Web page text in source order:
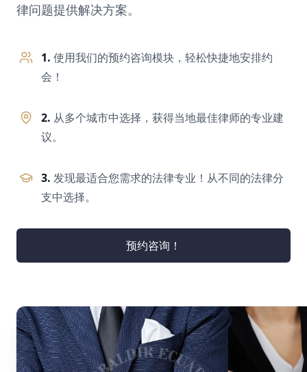
律问题提供解决方案。
1. 使用我们的预约咨询模块，轻松快捷地安排约
会！
2. 从多个城市中选择，获得当地最佳律师的专业建
议。
3. 发现最适合您需求的法律专业！从不同的法律分
支中选择。
预约咨询！